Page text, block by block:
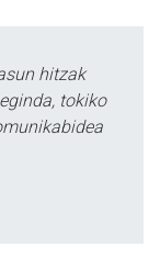
hitzak
tokiko